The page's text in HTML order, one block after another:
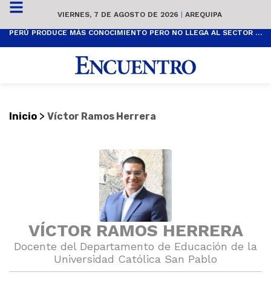
VIERNES, 7 DE AGOSTO DE 2026 | AREQUIPA
PERÚ PRODUCE MÁS CONOCIMIENTO PERO NO LLEGA AL SECTOR PRODUCTIVO
Inicio > Víctor Ramos Herrera
VÍCTOR RAMOS HERRERA
Docente del Departamento de Educación de la
Universidad Católica San Pablo